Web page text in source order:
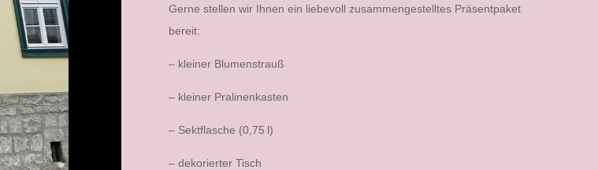
Gerne stellen wir Ihnen ein liebevoll zusammengestelltes Präsentpaket
bereit:
– kleiner Blumenstrauß
– kleiner Pralinenkasten
– Sektflasche (0,75 l)
– dekorierter Tisch